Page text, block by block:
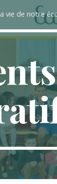
Skip to
vie de notre